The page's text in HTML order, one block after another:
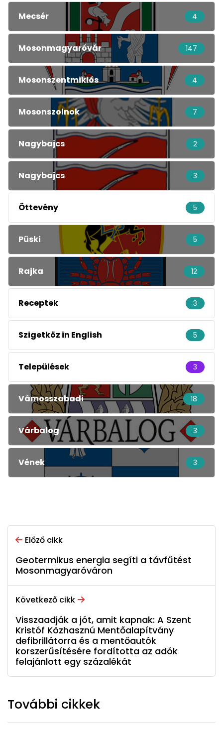
Mecsér 4
Mosonmagyaróvár 147
Mosonszentmiklós 4
Mosonszolnok 7
Nagybajcs 2
Nagybajcs 3
Öttevény 5
Püski 5
Rajka 12
Receptek 3
Szigetköz in English 5
Települések 3
Vámosszabadi 18
Várbalog 3
Vének 3
Előző cikk
Geotermikus energia segíti a távfűtést
Mosonmagyaróváron
Következő cikk
Visszaadják a jót, amit kapnak: A Szent
Kristóf Közhasznú Mentőalapítvány
defibrillátorra és a mentőautók
korszerűsítésére fordította az adók
felajánlott egy százalékát
További cikkek